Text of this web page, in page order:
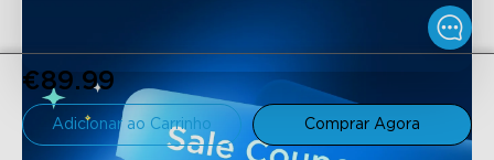
€89.99
Adicionar ao Carrinho Comprar Agora